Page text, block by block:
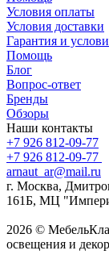
Условия оплаты
Условия доставки
Гарантия и
Помощь
Блог
Вопрос-ответ
Бренды
Обзоры
Наши контакты
+7 926 812-09-77
+7 926 812-09-77
arnaut_ar@mail.ru
г. Москва,
161Б, МЦ
2026 ©
освещения и